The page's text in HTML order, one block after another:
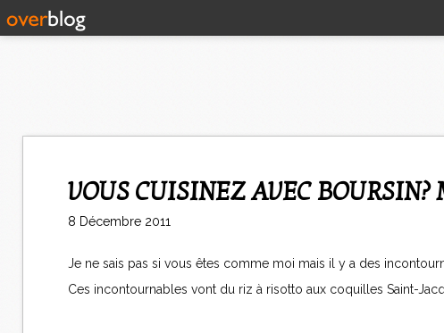
VOUS CUISINEZ AVEC
8 Décembre 2011
Je ne sais pas si vous êtes comme moi mais il y a des
Ces incontournables vont du riz à risotto aux coquilles Saint-